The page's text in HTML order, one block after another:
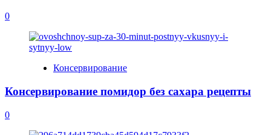
0
Консервирование
Консервирование помидор без сахара рецепты
0